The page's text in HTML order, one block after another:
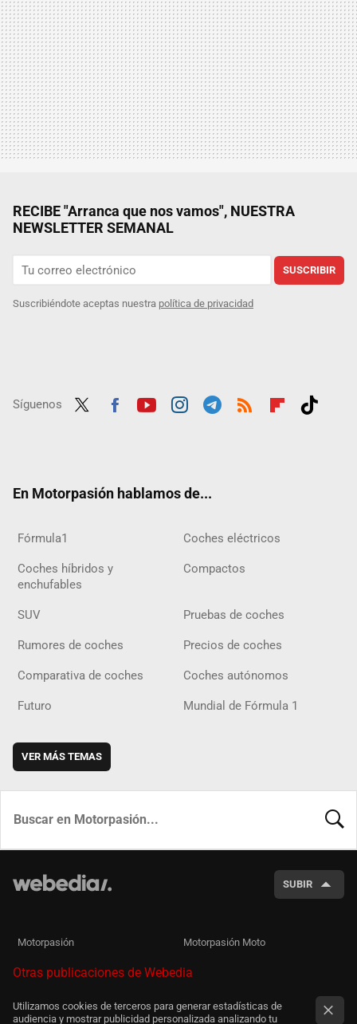
RECIBE "Arranca que nos vamos", NUESTRA
NEWSLETTER SEMANAL
SUSCRIBIR
Suscribiéndote aceptas nuestra política de privacidad
Síguenos
En Motorpasión hablamos de...
Fórmula1 Coches eléctricos
Coches híbridos y
enchufables
Compactos
SUV Pruebas de coches
Rumores de coches Precios de coches
Comparativa de coches Coches autónomos
Futuro Mundial de Fórmula 1
VER MÁS TEMAS
SUBIR
Motorpasión Motorpasión Moto
Otras publicaciones de Webedia
Utilizamos cookies de terceros para generar estadísticas de
audiencia y mostrar publicidad personalizada analizando tu